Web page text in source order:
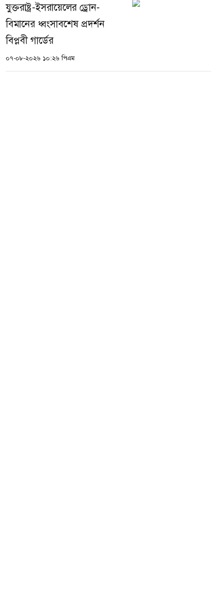
যুক্তরাষ্ট্র-ইসরায়েলের ড্রোন-
বিমানের ধ্বংসাবশেষ প্রদর্শন
বিপ্লবী গার্ডের
০৭-০৮-২০২৬ ১০:২৬ পিএম